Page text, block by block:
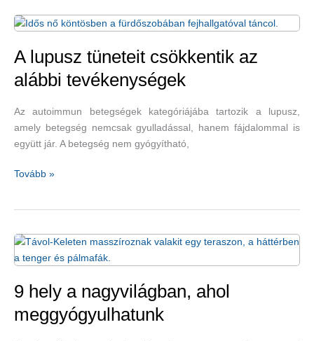
komló
–
oldják
szorongást
A lupusz tüneteit csökkentik az
alábbi tevékenységek
Az autoimmun betegségek kategóriájába tartozik a lupusz,
amely betegség nemcsak gyulladással, hanem fájdalommal is
együtt jár. A betegség nem gyógyítható,
A
az
alábbi
Tovább »
9 hely a nagyvilágban, ahol
meggyógyulhatunk